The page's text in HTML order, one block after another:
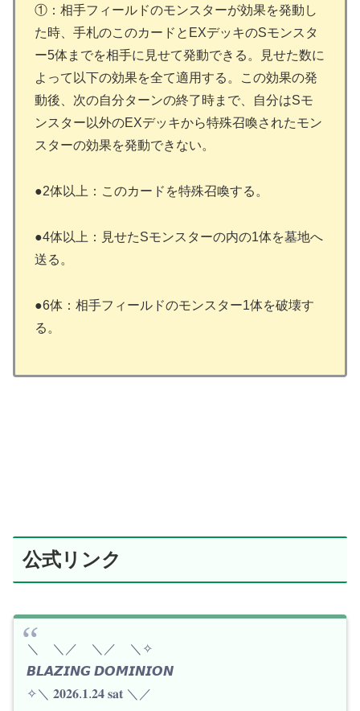
①：相手フィールドのモンスターが効果を発動し
た時、手札のこのカードとEXデッキのSモンスタ
ー5体までを相手に見せて発動できる。見せた数に
よって以下の効果を全て適用する。この効果の発
動後、次の自分ターンの終了時まで、自分はSモ
ンスター以外のEXデッキから特殊召喚されたモン
スターの効果を発動できない。
●2体以上：このカードを特殊召喚する。
●4体以上：見せたSモンスターの内の1体を墓地へ
送る。
●6体：相手フィールドのモンスター1体を破壊す
る。
公式リンク
＼ ＼／ ＼／ ＼✧
𝘽𝙇𝘼𝙕𝙄𝙉𝙂 𝘿𝙊𝙈𝙄𝙉𝙄𝙊𝙉
✧＼ 𝟐𝟎𝟐𝟔.𝟏.𝟐𝟒 𝐬𝐚𝐭 ＼／